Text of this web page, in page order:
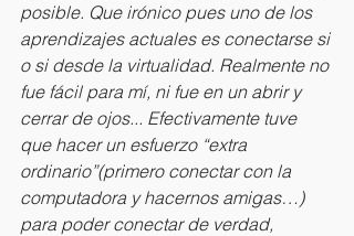
posible. Que irónico pues uno de los
aprendizajes actuales es conectarse si
o si desde la virtualidad. Realmente no
fue fácil para mí, ni fue en un abrir y
cerrar de ojos... Efectivamente tuve
que hacer un esfuerzo “extra
ordinario”(primero conectar con la
computadora y hacernos amigas…)
para poder conectar de verdad,